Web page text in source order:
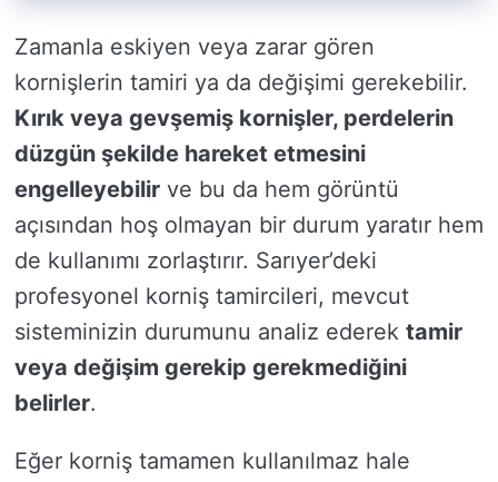
Zamanla eskiyen veya zarar gören
kornişlerin tamiri ya da değişimi gerekebilir.
Kırık veya gevşemiş kornişler, perdelerin
düzgün şekilde hareket etmesini
engelleyebilir ve bu da hem görüntü
açısından hoş olmayan bir durum yaratır hem
de kullanımı zorlaştırır. Sarıyer’deki
profesyonel korniş tamircileri, mevcut
sisteminizin durumunu analiz ederek tamir
veya değişim gerekip gerekmediğini
belirler.
Eğer korniş tamamen kullanılmaz hale